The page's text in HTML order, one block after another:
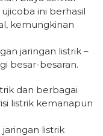
ini berhasil
kemungkinan
jaringan listrik –
besar-besaran.
dan berbagai
listrik kemanapun
listrik